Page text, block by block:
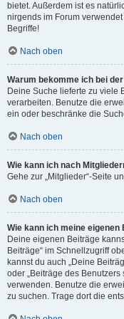
bietet. Außerdem ist es
nirgends im Forum
Begriffe!
Nach oben
Warum bekomme ich bei
Deine Suche lieferte zu viele
verarbeiten. Benutze die
ein oder beschränke die
Nach oben
Wie kann ich nach
Gehe zur „Mitglieder“-Seite
Nach oben
Wie kann ich meine
Deine eigenen Beiträge
Beiträge“ im Schnellzugriff
kannst du auch „Deine
oder „Beiträge des
verwenden. Benutze die
zu suchen. Trage dort die